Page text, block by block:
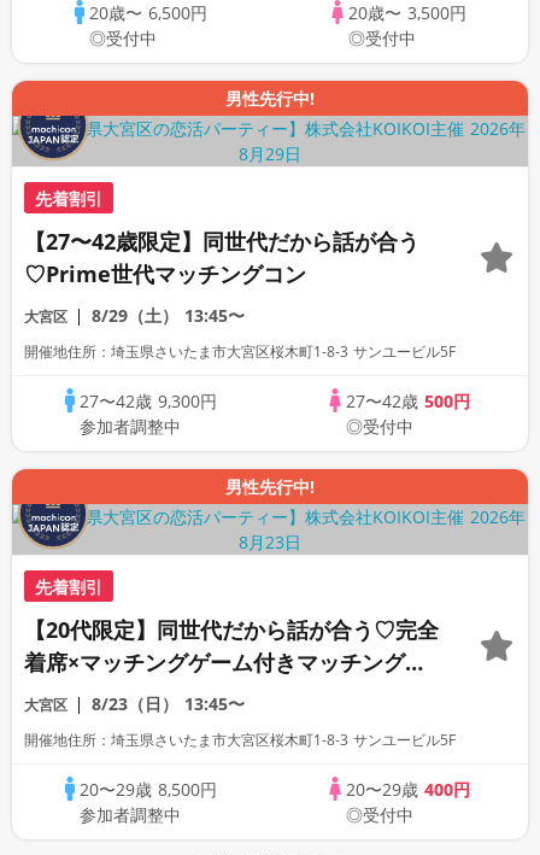
20歳〜 6,500円
◎受付中
20歳〜 3,500円
◎受付中
男性先行中!
先着割引
【27〜42歳限定】同世代だから話が合う
♡Prime世代マッチングコン
大宮区 8/29（土） 13:45〜
開催地住所：埼玉県さいたま市大宮区桜木町1-8-3 サンユービル5F
27〜42歳 9,300円
参加者調整中
27〜42歳 500円
◎受付中
男性先行中!
先着割引
【20代限定】同世代だから話が合う♡完全
着席×マッチングゲーム付きマッチングコ
ン
大宮区 8/23（日） 13:45〜
開催地住所：埼玉県さいたま市大宮区桜木町1-8-3 サンユービル5F
20〜29歳 8,500円
参加者調整中
20〜29歳 400円
◎受付中